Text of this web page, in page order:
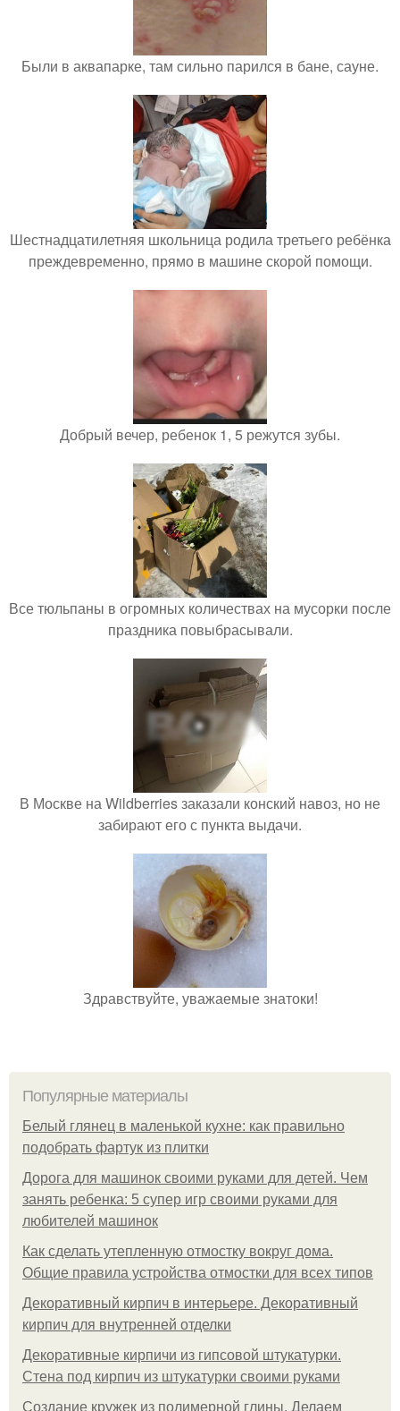
Были в аквапарке, там сильно парился в бане, сауне.
Шестнадцатилетняя школьница родила третьего ребёнка
преждевременно, прямо в машине скорой помощи.
Добрый вечер, ребенок 1, 5 режутся зубы.
Все тюльпаны в огромных количествах на мусорки после
праздника повыбрасывали.
В Москве на Wildberries заказали конский навоз, но не
забирают его с пункта выдачи.
Здравствуйте, уважаемые знатоки!
Популярные материалы
Белый глянец в маленькой кухне: как правильно
подобрать фартук из плитки
Дорога для машинок своими руками для детей. Чем
занять ребенка: 5 супер игр своими руками для
любителей машинок
Как сделать утепленную отмостку вокруг дома.
Общие правила устройства отмостки для всех типов
Декоративный кирпич в интерьере. Декоративный
кирпич для внутренней отделки
Декоративные кирпичи из гипсовой штукатурки.
Стена под кирпич из штукатурки своими руками
Создание кружек из полимерной глины. Делаем